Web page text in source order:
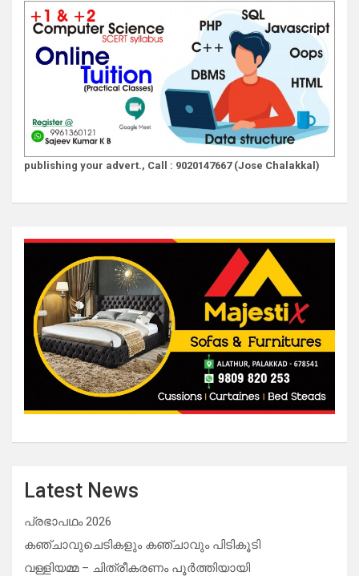
publishing your advert., Call : 9020147667 (Jose Chalakkal)
Latest News
പ്രഭാപഥം 2026
കഞ്ചാവുചെടികളും കഞ്ചാവും പിടികൂടി
വള്ളിയമ്മ – ചിത്രീകരണം പൂർത്തിയായി